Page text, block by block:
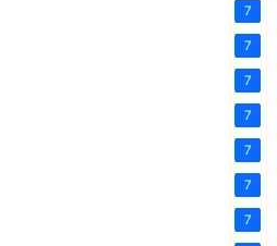
7
7
7
7
7
7
7